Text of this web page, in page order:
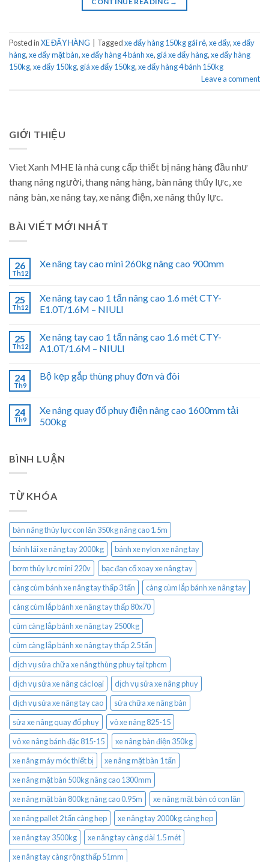
Posted inXE ĐẨY HÀNG Taggedxe đẩy hàng 150kg gái rẻ,xe đẩy,xe đẩy
hàng,xe đẩy mặt bàn,xe đẩy hàng 4 bánh xe, giá xe đẩy hàng,xe đẩy hàng
150kg,xe đẩy 150kg, giá xe đẩy 150kg,xe đẩy hàng 4 bánh 150kg
Leave a comment
GIỚI THIỆU
Viet Xanh MHE là nhà cung cấp thiết bị nâng hàng đầu như
thang nâng người, thang nâng hàng, bàn nâng thủy lực, xe
nâng bàn, xe nâng tay, xe nâng điện, xe nâng thủy lực.
BÀI VIẾT MỚI NHẤT
26
Th12
Xe nâng tay cao mini 260kg nâng cao 900mm
25
Th12
Xe nâng tay cao 1 tấn nâng cao 1.6 mét CTY-
E1.0T/1.6M – NIULI
25
Th12
Xe nâng tay cao 1 tấn nâng cao 1.6 mét CTY-
A1.0T/1.6M – NIULI
24
Th9
Bộ kẹp gắp thùng phuy đơn và đôi
24
Th9
Xe nâng quay đổ phuy điện nâng cao 1600mm tải
500kg
BÌNH LUẬN
TỪ KHÓA
bàn nâng thủy lực con lăn 350kg nâng cao 1.5m
bánh lái xe nâng tay 2000kg
bánh xe nylon xe nâng tay
bơm thủy lực mini 220v
bạc đạn cổ xoay xe nâng tay
càng cùm bánh xe nâng tay thấp 3 tấn
càng cùm lắp bánh xe nâng tay
càng cùm lắp bánh xe nâng tay thấp 80x70
cùm càng lắp bánh xe nâng tay 2500kg
cùm càng lắp bánh xe nâng tay thấp 2.5 tấn
dịch vụ sửa chữa xe nâng thùng phuy tại tphcm
dịch vụ sửa xe nâng các loại
dịch vụ sửa xe nâng phuy
dịch vụ sửa xe nâng tay cao
sửa chữa xe nâng bàn
sửa xe nâng quay đổ phuy
vỏ xe nâng 825-15
vỏ xe nâng bánh đặc 815-15
xe nâng bàn điện 350kg
xe nâng máy móc thiết bị
xe nâng mặt bàn 1 tấn
xe nâng mặt bàn 500kg nâng cao 1300mm
xe nâng mặt bàn 800kg nâng cao 0.95m
xe nâng mặt bàn có con lăn
xe nâng pallet 2 tấn càng hẹp
xe nâng tay 2000kg càng hẹp
xe nâng tay 3500kg
xe nâng tay càng dài 1.5 mét
xe nâng tay càng rộng thấp 51mm